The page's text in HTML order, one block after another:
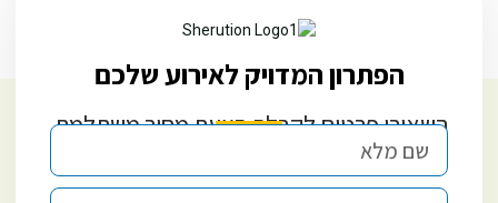
הפתרון המדויק לאירוע שלכם
השאירו פרטים לקבלת הצעת מחיר משתלמת